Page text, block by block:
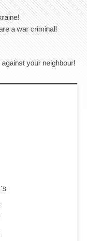
a war criminal!
your neighbour!